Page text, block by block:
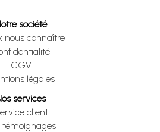
société
nous connaître
CGV
légales
services
client
témoignages